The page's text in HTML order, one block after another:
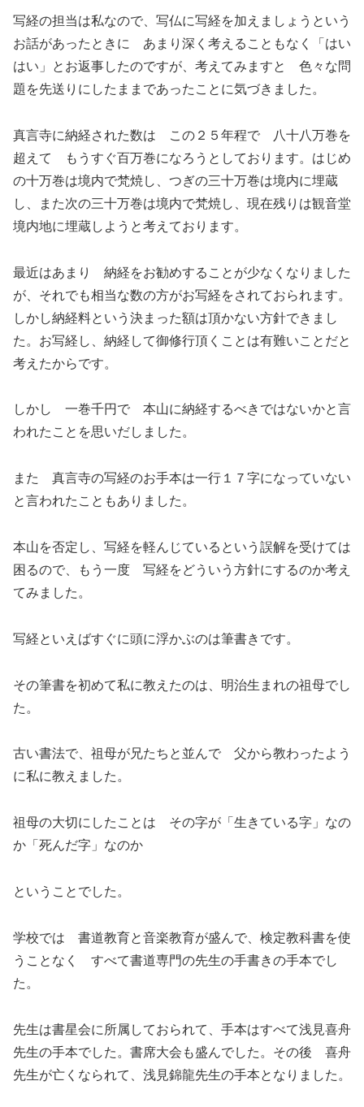
写経の担当は私なので、写仏に写経を加えましょうという
お話があったときに あまり深く考えることもなく「はい
はい」とお返事したのですが、考えてみますと 色々な問
題を先送りにしたままであったことに気づきました。
真言寺に納経された数は この２５年程で 八十八万巻を
超えて もうすぐ百万巻になろうとしております。はじめ
の十万巻は境内で梵焼し、つぎの三十万巻は境内に埋蔵
し、また次の三十万巻は境内で梵焼し、現在残りは観音堂
境内地に埋蔵しようと考えております。
最近はあまり 納経をお勧めすることが少なくなりました
が、それでも相当な数の方がお写経をされておられます。
しかし納経料という決まった額は頂かない方針できまし
た。お写経し、納経して御修行頂くことは有難いことだと
考えたからです。
しかし 一巻千円で 本山に納経するべきではないかと言
われたことを思いだしました。
また 真言寺の写経のお手本は一行１７字になっていない
と言われたこともありました。
本山を否定し、写経を軽んじているという誤解を受けては
困るので、もう一度 写経をどういう方針にするのか考え
てみました。
写経といえばすぐに頭に浮かぶのは筆書きです。
その筆書を初めて私に教えたのは、明治生まれの祖母でし
た。
古い書法で、祖母が兄たちと並んで 父から教わったよう
に私に教えました。
祖母の大切にしたことは その字が「生きている字」なの
か「死んだ字」なのか
ということでした。
学校では 書道教育と音楽教育が盛んで、検定教科書を使
うことなく すべて書道専門の先生の手書きの手本でし
た。
先生は書星会に所属しておられて、手本はすべて浅見喜舟
先生の手本でした。書席大会も盛んでした。その後 喜舟
先生が亡くなられて、浅見錦龍先生の手本となりました。